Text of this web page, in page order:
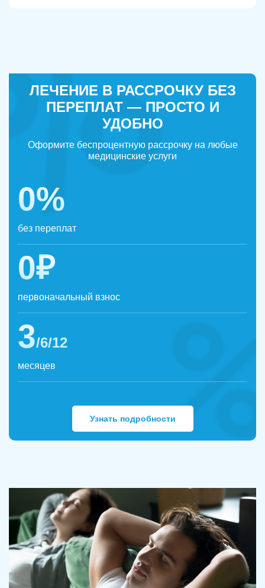
ЛЕЧЕНИЕ В РАССРОЧКУ БЕЗ
ПЕРЕПЛАТ — ПРОСТО И
УДОБНО
Оформите беспроцентную рассрочку на любые
медицинские услуги
0%
без переплат
0₽
первоначальный взнос
3/6/12
месяцев
Узнать подробности